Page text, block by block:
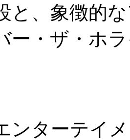
と、象徴的
ー・ザ・ホ
ンターテイ